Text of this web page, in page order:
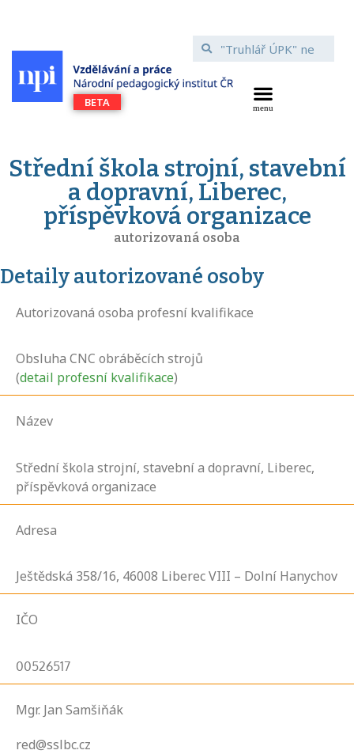
Střední škola strojní, stavební
a dopravní, Liberec,
příspěvková organizace
autorizovaná osoba
Detaily autorizované osoby
Autorizovaná osoba profesní kvalifikace
Obsluha CNC obráběcích strojů
(detail profesní kvalifikace)
Název
Střední škola strojní, stavební a dopravní, Liberec,
příspěvková organizace
Adresa
Ještědská 358/16, 46008 Liberec VIII – Dolní Hanychov
IČO
00526517
Mgr. Jan Samšiňák
red@sslbc.cz